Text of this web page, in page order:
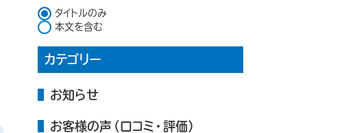
検索対象
タイトルのみ
本文を含む
カテゴリー
お知らせ
お客様の声（口コミ・評価）